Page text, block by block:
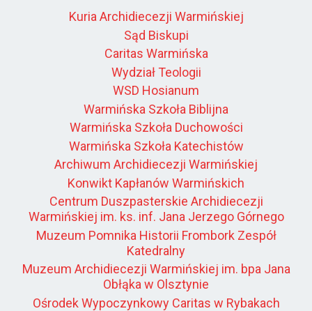
Kuria Archidiecezji Warmińskiej
Sąd Biskupi
Caritas Warmińska
Wydział Teologii
WSD Hosianum
Warmińska Szkoła Biblijna
Warmińska Szkoła Duchowości
Warmińska Szkoła Katechistów
Archiwum Archidiecezji Warmińskiej
Konwikt Kapłanów Warmińskich
Centrum Duszpasterskie Archidiecezji
Warmińskiej im. ks. inf. Jana Jerzego Górnego
Muzeum Pomnika Historii Frombork Zespół
Katedralny
Muzeum Archidiecezji Warmińskiej im. bpa Jana
Obłąka w Olsztynie
Ośrodek Wypoczynkowy Caritas w Rybakach